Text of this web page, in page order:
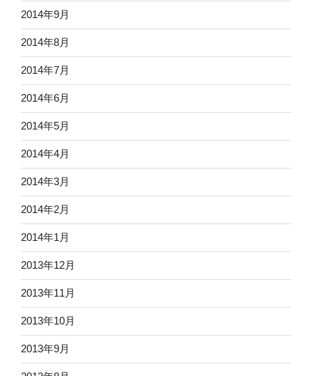
2014年9月
2014年8月
2014年7月
2014年6月
2014年5月
2014年4月
2014年3月
2014年2月
2014年1月
2013年12月
2013年11月
2013年10月
2013年9月